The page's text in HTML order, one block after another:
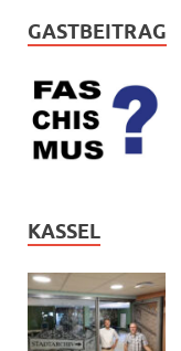
GASTBEITRAG
KASSEL